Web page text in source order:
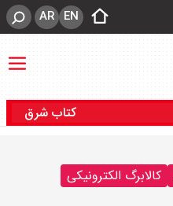
EN
AR
کتاب شرق
کالابرگ الکترونیکی